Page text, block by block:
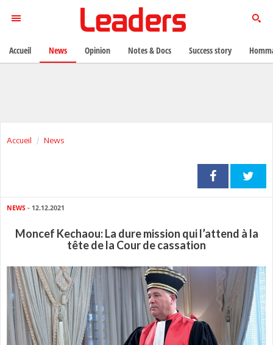
Accueil News
NEWS - 12.12.2021
Moncef Kechaou: La dure mission qui l’attend à la
tête de la Cour de cassation
Accueil News Opinion Notes & Docs Success story